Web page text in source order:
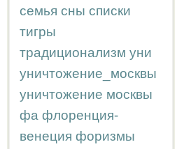
семья сны списки
тигры
традиционализм уни
уничтожение_москвы
уничтожение москвы
фа флоренция-
венеция форизмы